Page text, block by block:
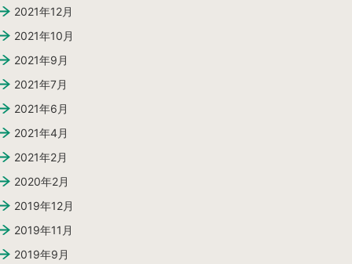
2021年12月
2021年10月
2021年9月
2021年7月
2021年6月
2021年4月
2021年2月
2020年2月
2019年12月
2019年11月
2019年9月